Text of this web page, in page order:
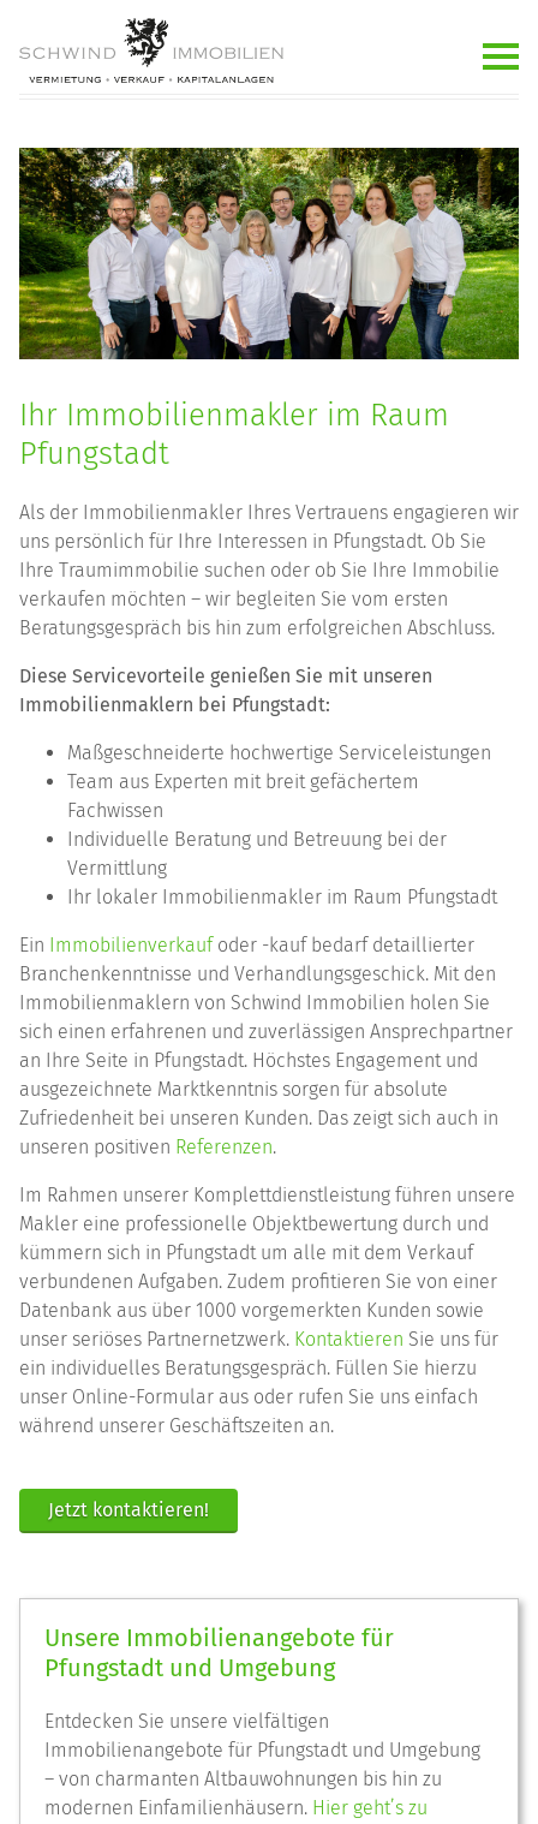
Ihr Immobilienmakler im Raum
Pfungstadt
Als der Immobilienmakler Ihres Vertrauens engagieren wir
uns persönlich für Ihre Interessen in Pfungstadt. Ob Sie
Ihre Traumimmobilie suchen oder ob Sie Ihre Immobilie
verkaufen möchten – wir begleiten Sie vom ersten
Beratungsgespräch bis hin zum erfolgreichen Abschluss.
Diese Servicevorteile genießen Sie mit unseren
Immobilienmaklern bei Pfungstadt:
Maßgeschneiderte hochwertige Serviceleistungen
Team aus Experten mit breit gefächertem
Fachwissen
Individuelle Beratung und Betreuung bei der
Vermittlung
Ihr lokaler Immobilienmakler im Raum Pfungstadt
Ein Immobilienverkaufoder -kauf bedarf detaillierter
Branchenkenntnisse und Verhandlungsgeschick. Mit den
Immobilienmaklern von Schwind Immobilien holen Sie
sich einen erfahrenen und zuverlässigen Ansprechpartner
an Ihre Seite in Pfungstadt. Höchstes Engagement und
ausgezeichnete Marktkenntnis sorgen für absolute
Zufriedenheit bei unseren Kunden. Das zeigt sich auch in
unseren positiven Referenzen.
Im Rahmen unserer Komplettdienstleistung führen unsere
Makler eine professionelle Objektbewertung durch und
kümmern sich in Pfungstadt um alle mit dem Verkauf
verbundenen Aufgaben. Zudem profitieren Sie von einer
Datenbank aus über 1000 vorgemerkten Kunden sowie
unser seriöses Partnernetzwerk. Kontaktieren Sie uns für
ein individuelles Beratungsgespräch. Füllen Sie hierzu
unser Online-Formular aus oder rufen Sie uns einfach
während unserer Geschäftszeiten an.
Jetzt kontaktieren!
Unsere Immobilienangebote für
Pfungstadt und Umgebung
Entdecken Sie unsere vielfältigen
Immobilienangebote für Pfungstadt und Umgebung
– von charmanten Altbauwohnungen bis hin zu
modernen Einfamilienhäusern. Hier geht’s zu